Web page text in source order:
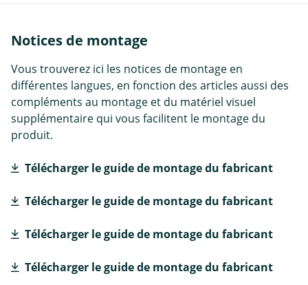
Notices de montage
Vous trouverez ici les notices de montage en
différentes langues, en fonction des articles aussi des
compléments au montage et du matériel visuel
supplémentaire qui vous facilitent le montage du
produit.
Télécharger le guide de montage du fabricant
Télécharger le guide de montage du fabricant
Télécharger le guide de montage du fabricant
Télécharger le guide de montage du fabricant